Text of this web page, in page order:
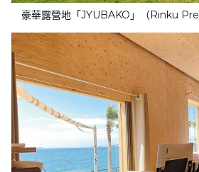
豪華露營地「JYUBAKO」（Rinku